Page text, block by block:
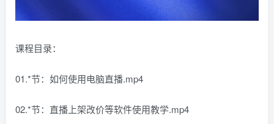
课程目录：
01.*节：如何使用电脑直播.mp4
02.*节：直播上架改价等软件使用教学.mp4